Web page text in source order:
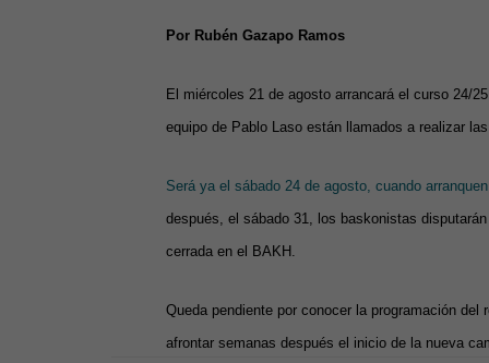
Por Rubén Gazapo Ramos
El miércoles 21 de agosto arrancará el curso 24/
equipo de Pablo Laso están llamados a realizar
Será ya el sábado 24 de agosto, cuando
después, el sábado 31, los baskonistas
cerrada en el BAKH.
Queda pendiente por conocer la programación
afrontar semanas después el inicio de la nueva